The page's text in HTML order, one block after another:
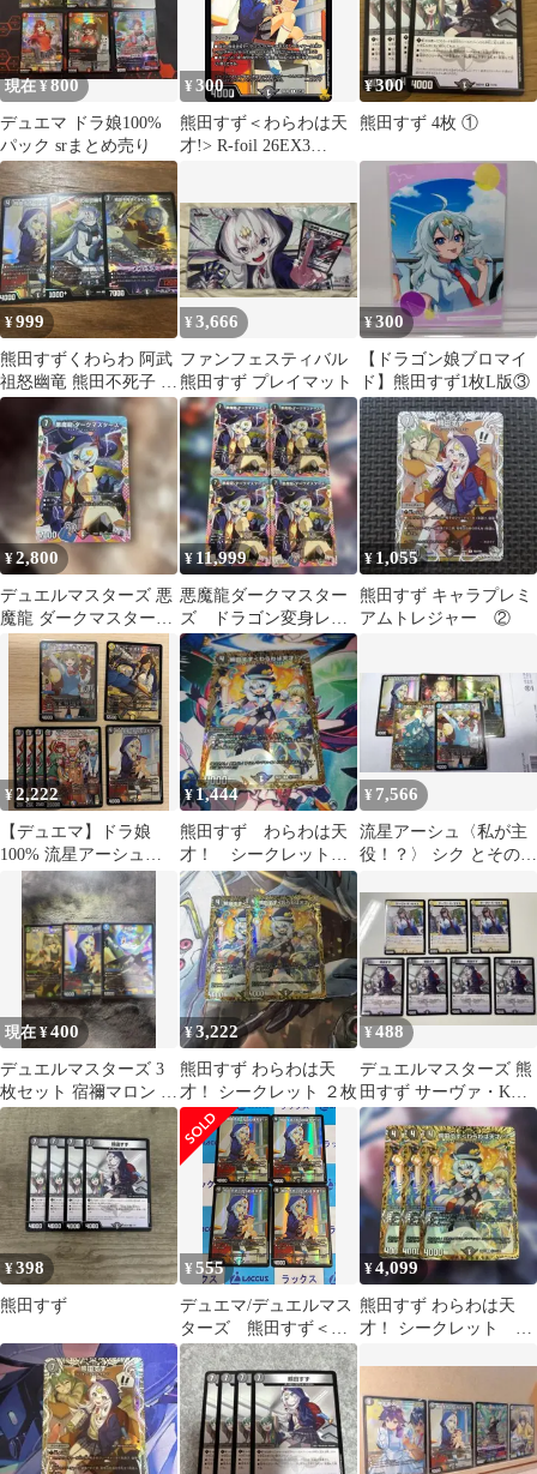
現在 ¥800
デュエマ ドラ娘100%
パック srまとめ売り
¥300
熊田すず＜わらわは天
才!> R-foil 26EX3
¥300
熊田すず 4枚 ①
¥999
熊田すずくわらわ 阿武
祖怒幽竜 熊田不死子 デ
ュエマ
¥3,666
ファンフェスティバル
熊田すず プレイマット
¥300
【ドラゴン娘ブロマイ
ド】熊田すず1枚L版③
¥2,800
デュエルマスターズ 悪
魔龍 ダークマスターズ
ドラゴン変身 熊田すず
¥11,999
悪魔龍ダークマスター
ズ ドラゴン変身レア
4枚セット キャラ dcr
熊田すず
¥ 1,055
熊田すず キャラプレミ
アムトレジャー ②
¥2,222
【デュエマ】ドラ娘
100% 流星アーシュ＜
私が主役！？＞ 生徒会
¥1,444
熊田すず わらわは天
才！ シークレット 1
枚
¥ 7,566
流星アーシュ〈私が主
役！？〉 シク とその他
現在 ¥400
デュエルマスターズ 3
枚セット 宿禰マロン 熊
田すず 玖伍零壱
¥3,222
熊田すず わらわは天
才！ シークレット ２枚
¥488
デュエルマスターズ 熊
田すず サーヴァ・K・
ゼオス 計7枚 ドラゴ
ン娘
¥398
熊田すず
¥555
デュエマ/デュエルマス
ターズ 熊田すず＜わ
らわは天才！＞
(DM26EX3 57/100) ４枚
¥4,099
熊田すず わらわは天
才！ シークレット 3